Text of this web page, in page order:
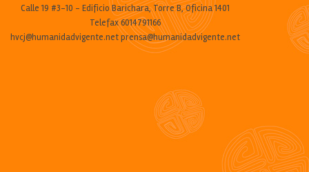
Calle 19 #3-10 - Edificio Barichara, Torre B, Oficina 1401
Telefax 6014791166
hvcj@humanidadvigente.net prensa@humanidadvigente.net